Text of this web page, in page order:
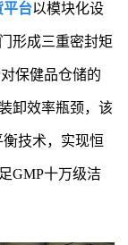
平台以模块化设
形成三重密封矩
保健品仓储的
卸效率瓶颈，该
技术，实现恒
GMP十万级洁